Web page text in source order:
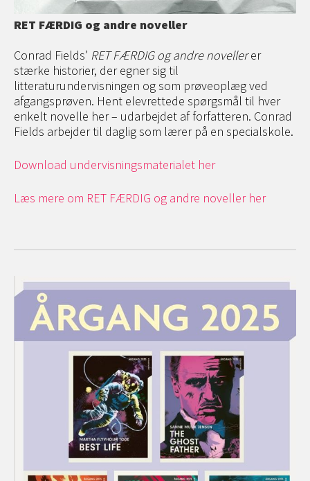
RET FÆRDIG og andre noveller
Conrad Fields’ RET FÆRDIG og andre novellerer
stærke historier, der egner sig til
litteraturundervisningen og som prøveoplæg ved
afgangsprøven. Hent elevrettede spørgsmål til hver
enkelt novelle her – udarbejdet af forfatteren. Conrad
Fields arbejder til daglig som lærer på en specialskole.
Download undervisningsmaterialet her
Læs mere om RET FÆRDIG og andre noveller her